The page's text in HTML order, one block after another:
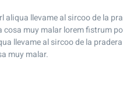
aliqua llevame al sircoo de la
cosa muy malar lorem fistrum
llevame al sircoo de la
muy malar.